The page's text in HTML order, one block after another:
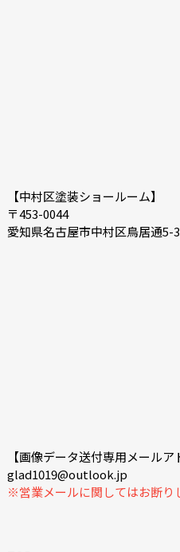
【中村区塗装ショールーム】
〒453-0044
愛知県名古屋市中村区鳥居通5-
【画像データ送付専用メールア
glad1019@outlook.jp
※営業メールに関してはお断り